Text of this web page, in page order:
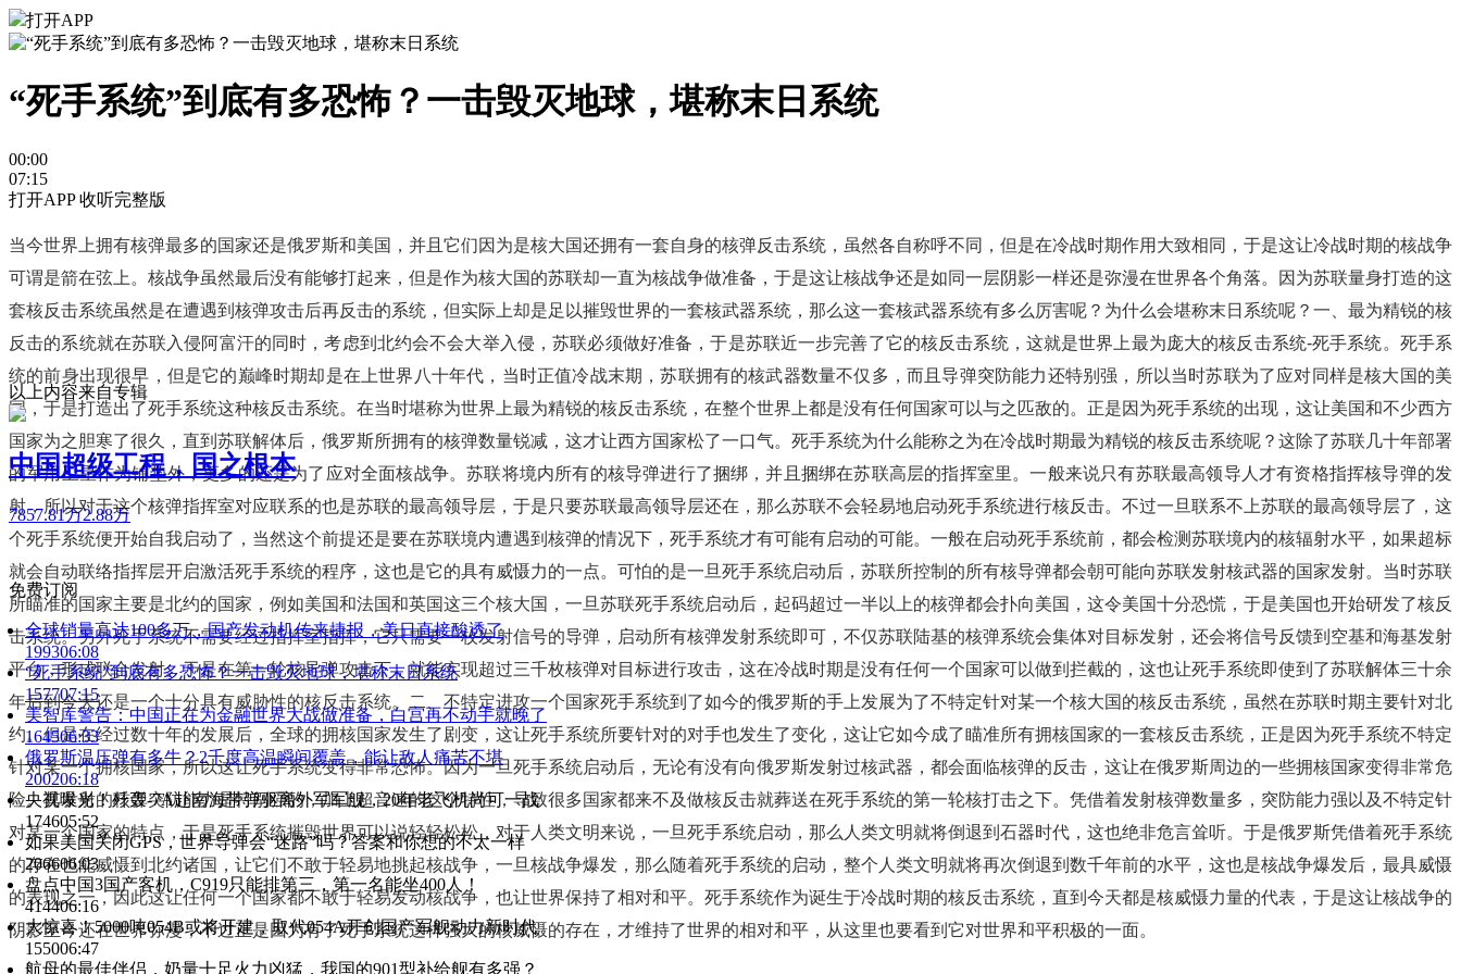
打开APP
“死手系统”到底有多恐怖？一击毁灭地球，堪称末日系统
00:00
07:15
打开APP 收听完整版
当今世界上拥有核弹最多的国家还是俄罗斯和美国，并且它们因为是核大国还拥有一套自身的核弹反击系统，虽然各自称呼不同，但是在冷战时期作用大致相同，于是这让冷战时期的核战争
可谓是箭在弦上。核战争虽然最后没有能够打起来，但是作为核大国的苏联却一直为核战争做准备，于是这让核战争还是如同一层阴影一样还是弥漫在世界各个角落。因为苏联量身打造的这
套核反击系统虽然是在遭遇到核弹攻击后再反击的系统，但实际上却是足以摧毁世界的一套核武器系统，那么这一套核武器系统有多么厉害呢？为什么会堪称末日系统呢？一、最为精锐的核
反击的系统就在苏联入侵阿富汗的同时，考虑到北约会不会大举入侵，苏联必须做好准备，于是苏联近一步完善了它的核反击系统，这就是世界上最为庞大的核反击系统-死手系统。死手系
统的前身出现很早，但是它的巅峰时期却是在上世界八十年代，当时正值冷战末期，苏联拥有的核武器数量不仅多，而且导弹突防能力还特别强，所以当时苏联为了应对同样是核大国的美
国，于是打造出了死手系统这种核反击系统。在当时堪称为世界上最为精锐的核反击系统，在整个世界上都是没有任何国家可以与之匹敌的。正是因为死手系统的出现，这让美国和不少西方
国家为之胆寒了很久，直到苏联解体后，俄罗斯所拥有的核弹数量锐减，这才让西方国家松了一口气。死手系统为什么能称之为在冷战时期最为精锐的核反击系统呢？这除了苏联几十年部署
的军用卫星作为铺垫外，更多的还是为了应对全面核战争。苏联将境内所有的核导弹进行了捆绑，并且捆绑在苏联高层的指挥室里。一般来说只有苏联最高领导人才有资格指挥核导弹的发
射，所以对于这个核弹指挥室对应联系的也是苏联的最高领导层，于是只要苏联最高领导层还在，那么苏联不会轻易地启动死手系统进行核反击。不过一旦联系不上苏联的最高领导层了，这
个死手系统便开始自我启动了，当然这个前提还是要在苏联境内遭遇到核弹的情况下，死手系统才有可能有启动的可能。一般在启动死手系统前，都会检测苏联境内的核辐射水平，如果超标
就会自动联络指挥层开启激活死手系统的程序，这也是它的具有威慑力的一点。可怕的是一旦死手系统启动后，苏联所控制的所有核导弹都会朝可能向苏联发射核武器的国家发射。当时苏联
所瞄准的国家主要是北约的国家，例如美国和法国和英国这三个核大国，一旦苏联死手系统启动后，起码超过一半以上的核弹都会扑向美国，这令美国十分恐慌，于是美国也开始研发了核反
击系统。另外死手系统不需要经过指挥室指挥，它只需要一枚发射信号的导弹，启动所有核弹发射系统即可，不仅苏联陆基的核弹系统会集体对目标发射，还会将信号反馈到空基和海基发射
平台，形成联合发射。于是在第一轮核导弹攻击下，就能实现超过三千枚核弹对目标进行攻击，这在冷战时期是没有任何一个国家可以做到拦截的，这也让死手系统即使到了苏联解体三十余
年后到今天还是一个十分具有威胁性的核反击系统。二、不特定进攻一个国家死手系统到了如今的俄罗斯的手上发展为了不特定针对某一个核大国的核反击系统，虽然在苏联时期主要针对北
约。但是在经过数十年的发展后，全球的拥核国家发生了剧变，这让死手系统所要针对的对手也发生了变化，这让它如今成了瞄准所有拥核国家的一套核反击系统，正是因为死手系统不特定
针对某一个拥核国家，所以这让死手系统变得非常恐怖。因为一旦死手系统启动后，无论有没有向俄罗斯发射过核武器，都会面临核弹的反击，这让在俄罗斯周边的一些拥核国家变得非常危
险。其发射的核弹突防能力是特别强的，加上超音速的这个特性，导致很多国家都来不及做核反击就葬送在死手系统的第一轮核打击之下。凭借着发射核弹数量多，突防能力强以及不特定针
对某一个国家的特点，于是死手系统摧毁世界可以说轻轻松松，对于人类文明来说，一旦死手系统启动，那么人类文明就将倒退到石器时代，这也绝非危言耸听。于是俄罗斯凭借着死手系统
的存在也能威慑到北约诸国，让它们不敢于轻易地挑起核战争，一旦核战争爆发，那么随着死手系统的启动，整个人类文明就将再次倒退到数千年前的水平，这也是核战争爆发后，最具威慑
的表现之一，因此这让任何一个国家都不敢于轻易发动核战争，也让世界保持了相对和平。死手系统作为诞生于冷战时期的核反击系统，直到今天都是核威慑力量的代表，于是这让核战争的
阴影至今还在世界弥漫，不过正是因为有了死手系统这样强大的核威慑的存在，才维持了世界的相对和平，从这里也要看到它对世界和平积极的一面。
以上内容来自专辑
中国超级工程，国之根本
7857.81万2.88万
免费订阅
全球销量高达100多万，国产发动机传来捷报，美日直接酸透了
199306:08
“死手系统”到底有多恐怖？一击毁灭地球，堪称末日系统
157707:15
美智库警告：中国正在为金融世界大战做准备，白宫再不动手就晚了
164506:33
俄罗斯温压弹有多牛？2千度高温瞬间覆盖，能让敌人痛苦不堪
200206:18
央视曝光！歼轰-7A赴南海带弹驱离外军军舰，20年老飞机尚可一战
174605:52
如果美国关闭GPS，世界导弹会“迷路”吗？答案和你想的不太一样
206606:03
盘点中国3国产客机，C919只能排第三，第一名能坐400人！
414406:16
大惊喜！5000吨054B或将开建，取代054A开创国产军舰动力新时代
155006:47
航母的最佳伴侣，奶量十足火力凶猛，我国的901型补给舰有多强？